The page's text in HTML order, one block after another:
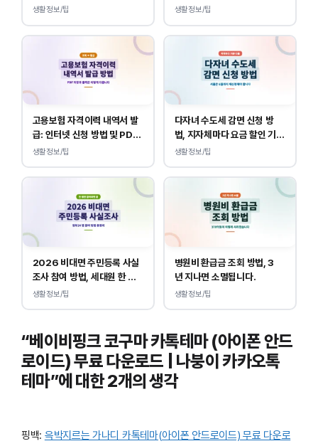
및 예시
생활정보/팁 생활정보/팁
고용보험 자격이력 내역서 발
급: 인터넷 신청 방법 및 PDF
양식 출력
생활정보/팁
다자녀 수도세 감면 신청 방
법, 지자체마다 요금 할인 기준
이 다릅니다.
생활정보/팁
2026 비대면 주민등록 사실
조사 참여 방법, 세대원 한 명
만 하면 됩니다.
생활정보/팁
병원비 환급금 조회 방법, 3
년 지나면 소멸됩니다.
생활정보/팁
“베이비핑크 코구마 카톡테마 (아이폰 안드
로이드) 무료 다운로드 | 나붕이 카카오톡
테마”에 대한 2개의 생각
핑백: 윽박지르는 가나디 카톡테마(아이폰 안드로이드) 무료 다운로